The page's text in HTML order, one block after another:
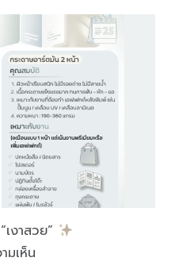
หรือ
ไม่
ทำไม
เครื่อง
ดื่ม
บาง
ชนิด
ต้อง
มี
“แสตมป์
สรรพ
สามิต”
ติด
บน
งาสวย”
มเห็นบน